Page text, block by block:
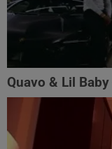
Quavo & Lil